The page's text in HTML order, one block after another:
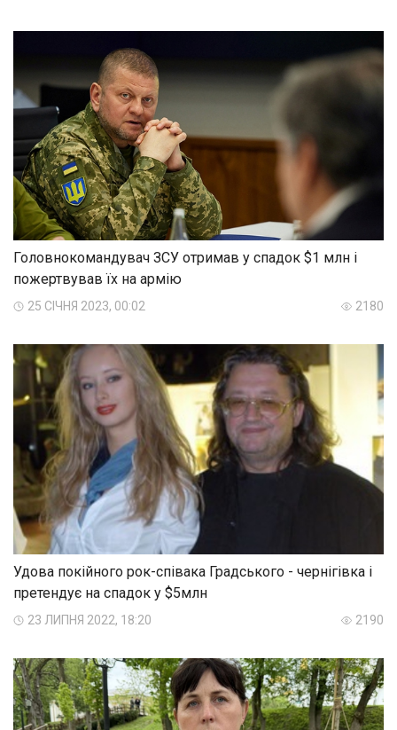
Головнокомандувач ЗСУ отримав у спадок $1 млн і
пожертвував їх на армію
25 СІЧНЯ 2023, 00:02 2180
Удова покійного рок-співака Градського - чернігівка і
претендує на спадок у $5млн
23 ЛИПНЯ 2022, 18:20 2190